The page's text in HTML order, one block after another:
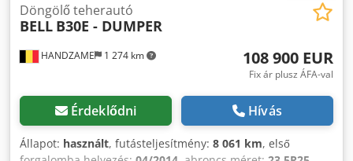
HANDZAME 1 274 km
Döngölő teherautó
BELL B30E - DUMPER
108 900 EUR
Fix ár plusz ÁFA-val
Érdeklődni Hívás
Állapot: használt, futásteljesítmény: 8 061 km, első